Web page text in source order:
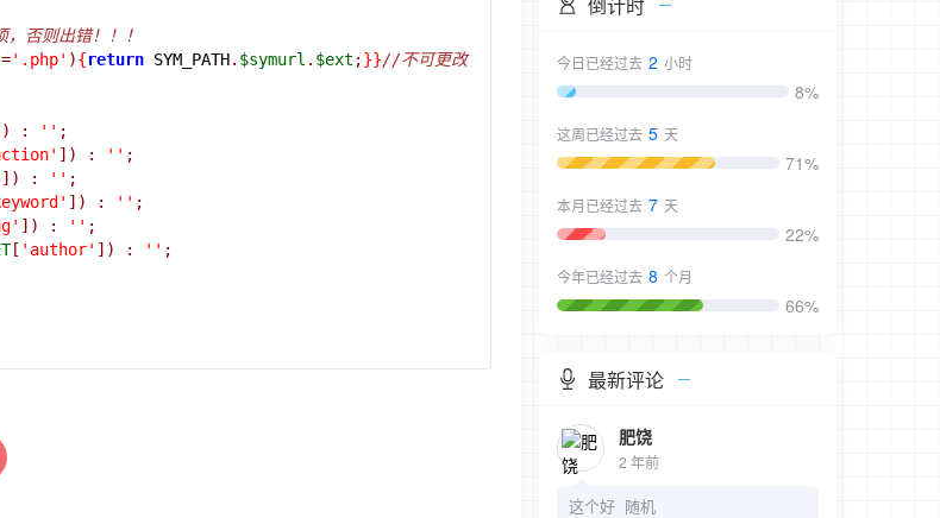
否则出错！！！
='.php' ){return SYM_PATH. $symurl . $ext ;}}//不可更改
: '' ;
]) : '' ;
]) : '' ;
]) : '' ;
]) : '' ;
[ 'author' ]) : '' ;
今日已经过去 2 小时
8%
这周已经过去 5 天
71%
本月已经过去 7 天
22%
今年已经过去 8 个月
66%
最新评论
肥饶
2 年前
这个好 随机